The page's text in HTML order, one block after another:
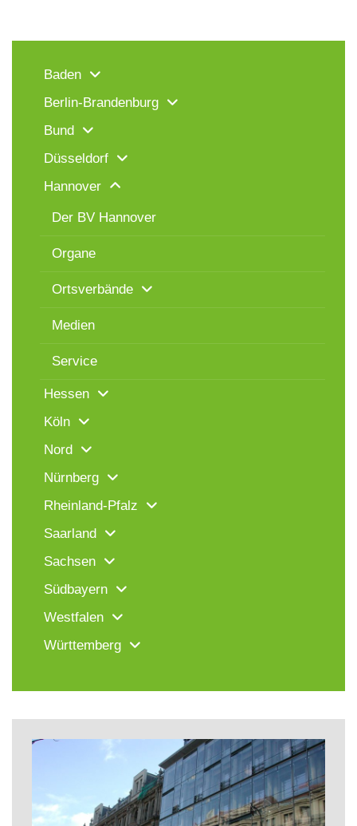
Baden
Berlin-Brandenburg
Bund
Düsseldorf
Hannover
Der BV Hannover
Organe
Ortsverbände
Medien
Service
Hessen
Köln
Nord
Nürnberg
Rheinland-Pfalz
Saarland
Sachsen
Südbayern
Westfalen
Württemberg